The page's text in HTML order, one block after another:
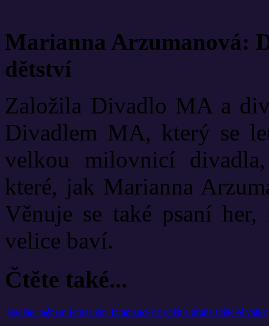
Marianna Arzumanová:
dětství
Založila Divadlo MA a
Divadlem MA, který se
velkou milovnicí
které, jak Marianna
Věnuje se také psaní
velice baví.
Čtěte také...
Naděje jménem Jeruzalém. Dramatický příběh z druhé světové války